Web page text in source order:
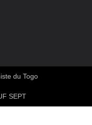
du Togo
SEPT